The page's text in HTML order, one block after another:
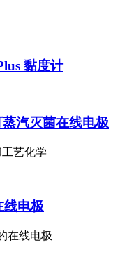
黏度计
蒸汽灭菌在线电极
艺化学
线电极
在线电极